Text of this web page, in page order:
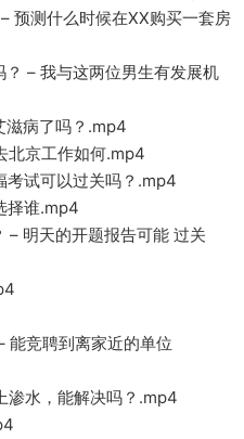
预测什么时候在XX购买一套房
– 我与这两位男生有发展机
滋病了吗？.mp4
北京工作如何.mp4
考试可以过关吗？.mp4
择谁.mp4
– 明天的开题报告可能 过关
能竞聘到离家近的单位
渗水，能解决吗？.mp4